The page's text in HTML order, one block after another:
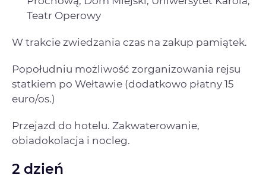
Teatr Operowy
W trakcie zwiedzania czas na zakup pamiątek.
Popołudniu możliwość zorganizowania rejsu
statkiem po Wełtawie (dodatkowo płatny 15
euro/os.)
Przejazd do hotelu. Zakwaterowanie,
obiadokolacja i nocleg.
2 dzień